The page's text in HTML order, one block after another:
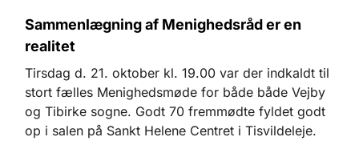
Sammenlægning af Menighedsråd er en
realitet
Tirsdag d. 21. oktober kl. 19.00 var der indkaldt til
stort fælles Menighedsmøde for både både Vejby
og Tibirke sogne. Godt 70 fremmødte fyldet godt
op i salen på Sankt Helene Centret i Tisvildeleje.